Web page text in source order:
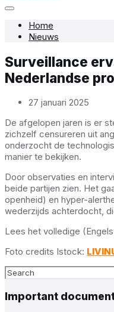
Home
Nieuws
Surveillance
Nederlandse
27 januari 2025
De afgelopen jaren is er
zichzelf censureren uit
onderzocht de
manier te bekijken.
Door observaties en
beide partijen zien. Het
openheid) en hyper-
wederzijds achterdocht,
Lees het volledige
Foto credits Istock:
Search:
Important